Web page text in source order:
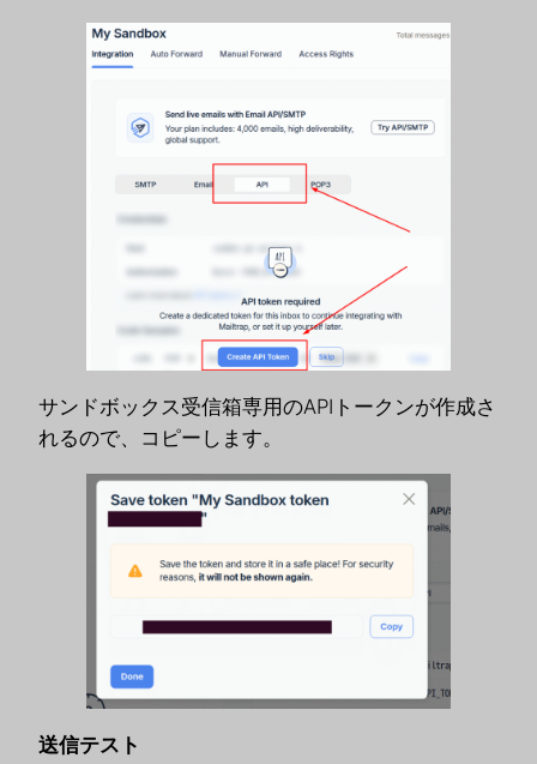
サンドボックス受信箱専用のAPIトークンが作成さ
れるので、コピーします。
送信テスト